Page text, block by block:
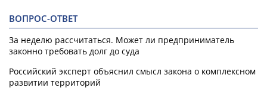
ВОПРОС-ОТВЕТ
За неделю рассчитаться. Может ли предприниматель
законно требовать долг до суда
Российский эксперт объяснил смысл закона о комплексном
развитии территорий